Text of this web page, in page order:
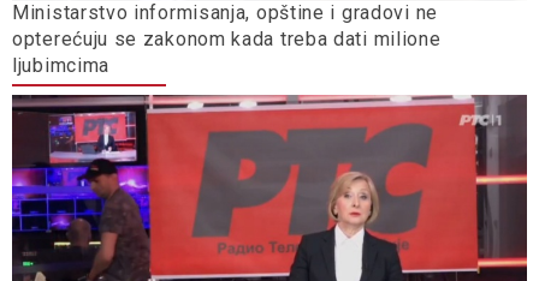
Ministarstvo informisanja, opštine i gradovi ne
opterećuju se zakonom kada treba dati milione
ljubimcima